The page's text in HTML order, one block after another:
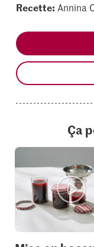
Recette: Annina
Ça